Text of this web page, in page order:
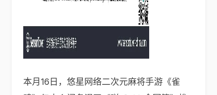
本月16日，悠星网络二次元麻将手游《雀